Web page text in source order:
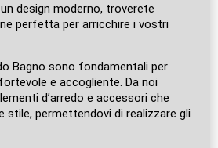
design moderno, troverete
perfetta per arricchire i vostri
Bagno sono fondamentali per
e accogliente. Da noi
d’arredo e accessori che
stile, permettendovi di realizzare gli